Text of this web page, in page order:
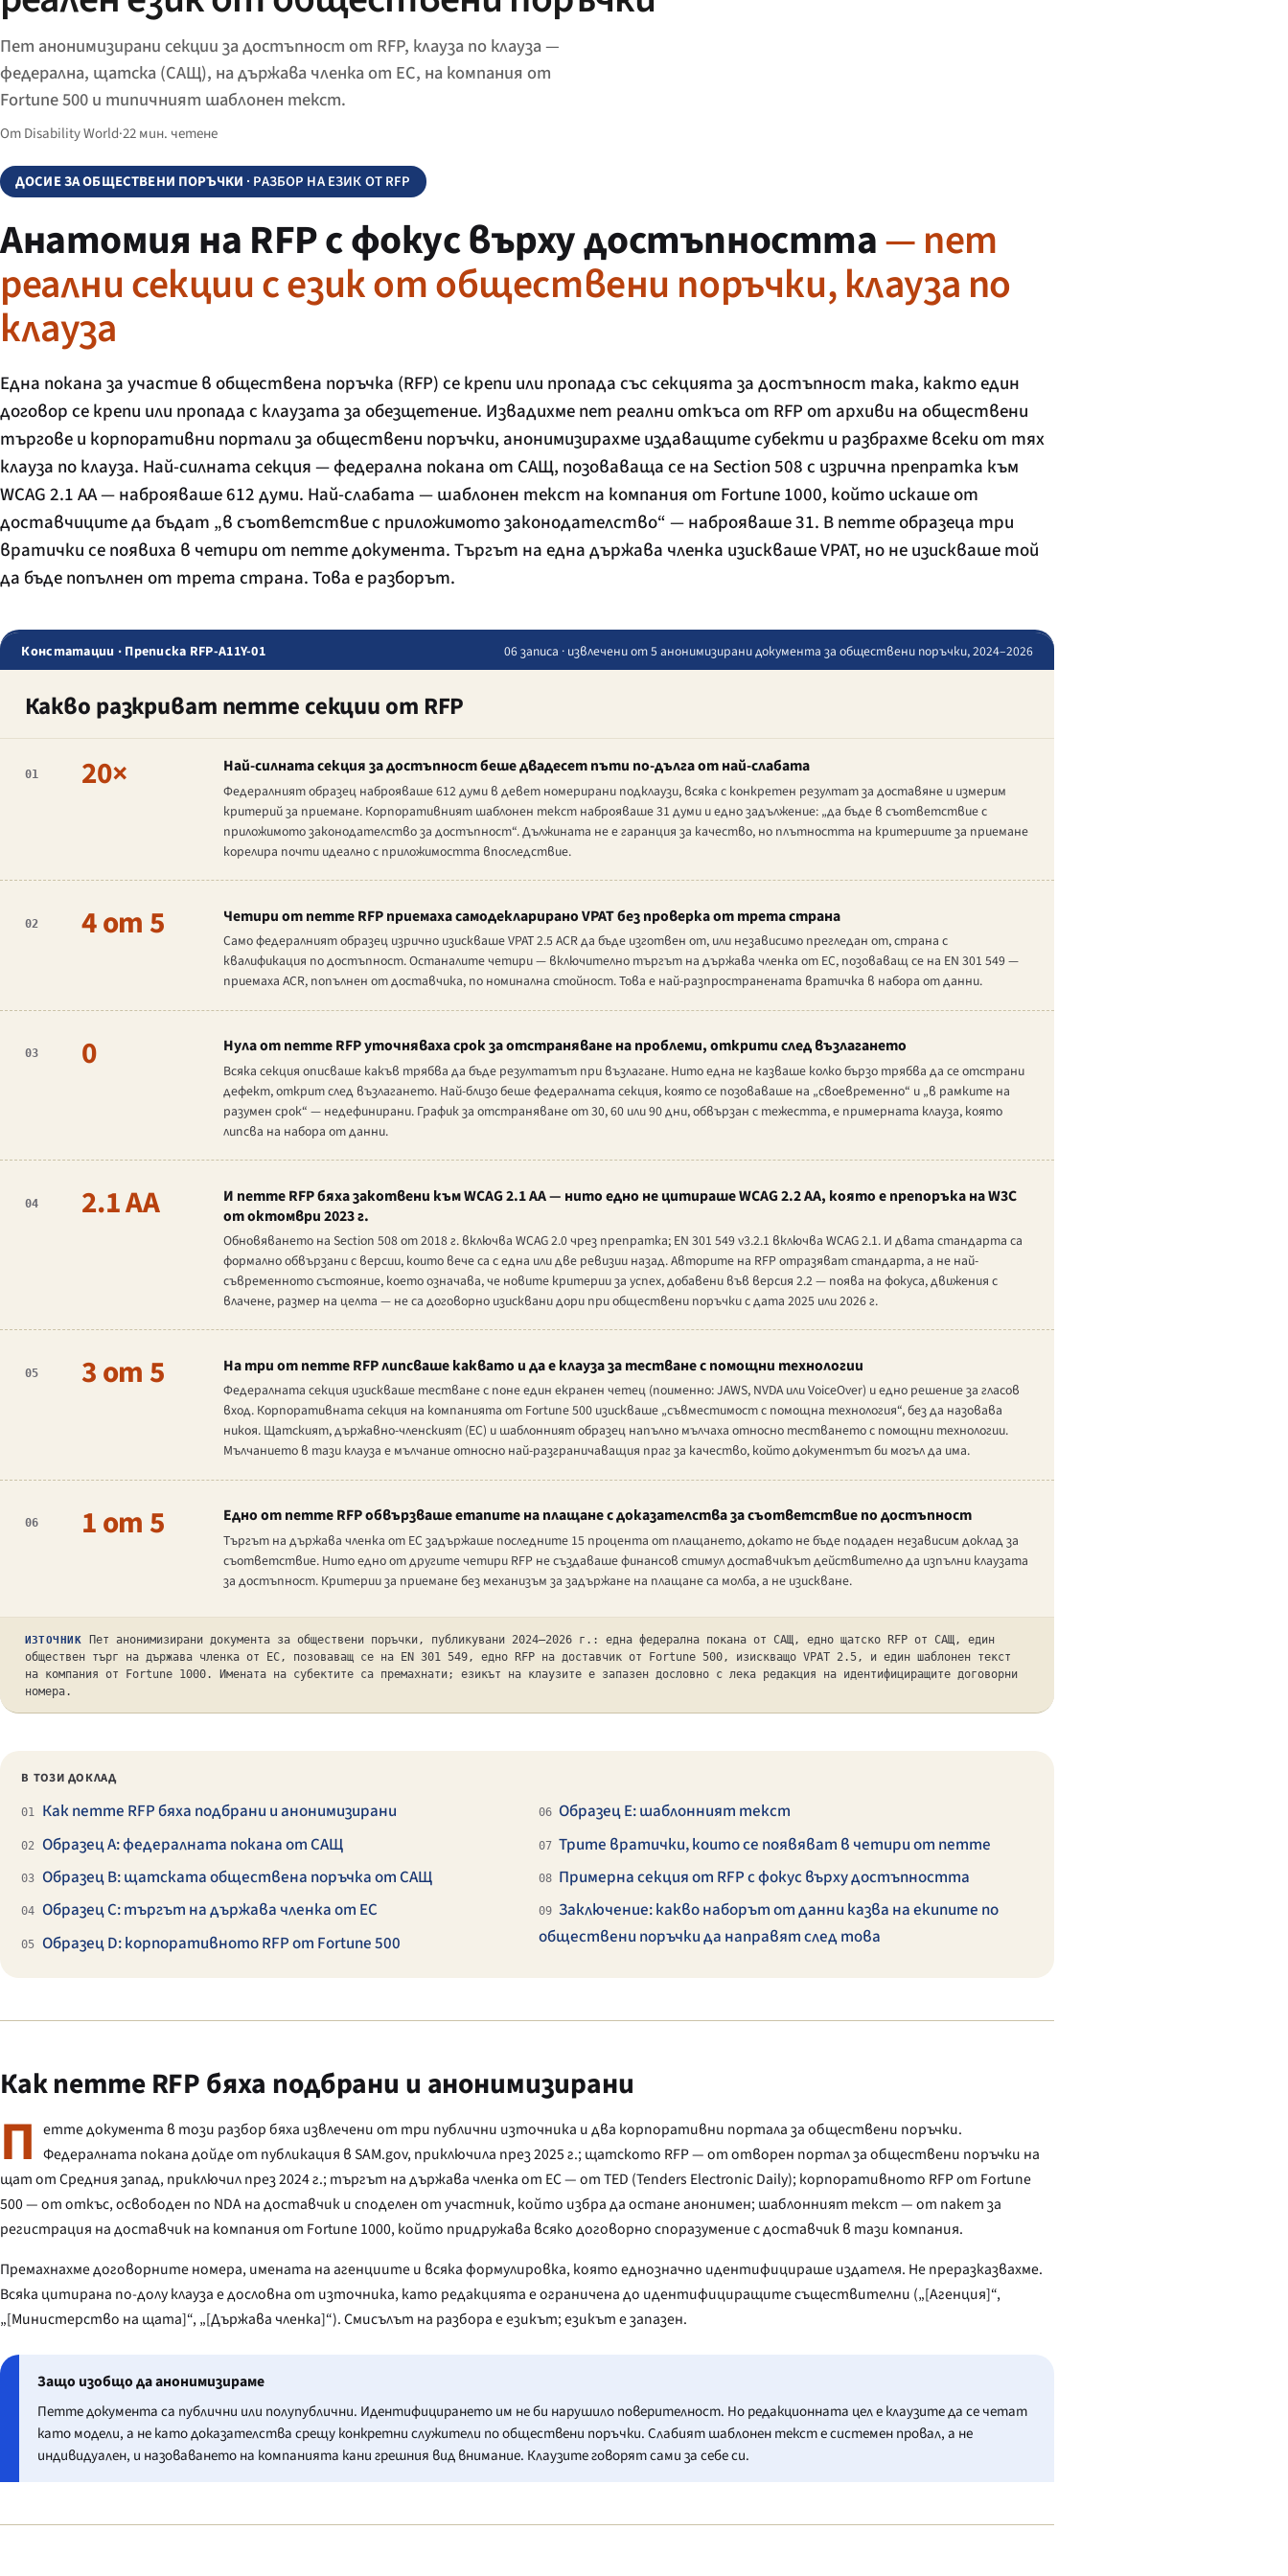
Пет анонимизирани секции за достъпност от RFP, клауза по клауза —
федерална, щатска (САЩ), на държава членка от ЕС, на компания от
Fortune 500 и типичният шаблонен текст.
От Disability World·22 мин. четене
ДОСИЕ ЗА ОБЩЕСТВЕНИ ПОРЪЧКИ · РАЗБОР НА ЕЗИК ОТ RFP
Анатомия на RFP с фокус върху достъпността— пет
реални секции с език от обществени поръчки, клауза по
клауза
Една покана за участие в обществена поръчка (RFP) се крепи или пропада със секцията за достъпност така, както един
договор се крепи или пропада с клаузата за обезщетение. Извадихме пет реални откъса от RFP от архиви на обществени
търгове и корпоративни портали за обществени поръчки, анонимизирахме издаващите субекти и разбрахме всеки от тях
клауза по клауза. Най-силната секция — федерална покана от САЩ, позоваваща се на Section 508 с изрична препратка към
WCAG 2.1 AA — наброяваше 612 думи. Най-слабата — шаблонен текст на компания от Fortune 1000, който искаше от
доставчиците да бъдат „в съответствие с приложимото законодателство“ — наброяваше 31. В петте образеца три
вратички се появиха в четири от петте документа. Търгът на една държава членка изискваше VPAT, но не изискваше той
да бъде попълнен от трета страна. Това е разборът.
Констатации · Преписка RFP-A11Y-01 06 записа · извлечени от 5 анонимизирани документа за обществени поръчки, 2024–2026
Какво разкриват петте секции от RFP
01 20× Най-силната секция за достъпност беше двадесет пъти по-дълга от най-слабата
Федералният образец наброяваше 612 думи в девет номерирани подклаузи, всяка с конкретен резултат за доставяне и измерим
критерий за приемане. Корпоративният шаблонен текст наброяваше 31 думи и едно задължение: „да бъде в съответствие с
приложимото законодателство за достъпност“. Дължината не е гаранция за качество, но плътността на критериите за приемане
корелира почти идеално с приложимостта впоследствие.
02 4 от 5 Четири от петте RFP приемаха самодекларирано VPAT без проверка от трета страна
Само федералният образец изрично изискваше VPAT 2.5 ACR да бъде изготвен от, или независимо прегледан от, страна с
квалификация по достъпност. Останалите четири — включително търгът на държава членка от ЕС, позоваващ се на EN 301 549 —
приемаха ACR, попълнен от доставчика, по номинална стойност. Това е най-разпространената вратичка в набора от данни.
03 0 Нула от петте RFP уточняваха срок за отстраняване на проблеми, открити след възлагането
Всяка секция описваше какъв трябва да бъде резултатът при възлагане. Нито една не казваше колко бързо трябва да се отстрани
дефект, открит след възлагането. Най-близо беше федералната секция, която се позоваваше на „своевременно“ и „в рамките на
разумен срок“ — недефинирани. График за отстраняване от 30, 60 или 90 дни, обвързан с тежестта, е примерната клауза, която
липсва на набора от данни.
04 2.1 AA
И петте RFP бяха закотвени към WCAG 2.1 AA — нито едно не цитираше WCAG 2.2 AA, която е препоръка на W3C
от октомври 2023 г.
Обновяването на Section 508 от 2018 г. включва WCAG 2.0 чрез препратка; EN 301 549 v3.2.1 включва WCAG 2.1. И двата стандарта са
формално обвързани с версии, които вече са с една или две ревизии назад. Авторите на RFP отразяват стандарта, а не най-
съвременното състояние, което означава, че новите критерии за успех, добавени във версия 2.2 — поява на фокуса, движения с
влачене, размер на целта — не са договорно изисквани дори при обществени поръчки с дата 2025 или 2026 г.
05 3 от 5 На три от петте RFP липсваше каквато и да е клауза за тестване с помощни технологии
Федералната секция изискваше тестване с поне един екранен четец (поименно: JAWS, NVDA или VoiceOver) и едно решение за гласов
вход. Корпоративната секция на компанията от Fortune 500 изискваше „съвместимост с помощна технология“, без да назовава
никоя. Щатският, държавно-членският (ЕС) и шаблонният образец напълно мълчаха относно тестването с помощни технологии.
Мълчанието в тази клауза е мълчание относно най-разграничаващия праг за качество, който документът би могъл да има.
06 1 от 5 Едно от петте RFP обвързваше етапите на плащане с доказателства за съответствие по достъпност
Търгът на държава членка от ЕС задържаше последните 15 процента от плащането, докато не бъде подаден независим доклад за
съответствие. Нито едно от другите четири RFP не създаваше финансов стимул доставчикът действително да изпълни клаузата
за достъпност. Критерии за приемане без механизъм за задържане на плащане са молба, а не изискване.
ИЗТОЧНИК
Пет анонимизирани документа за обществени поръчки, публикувани 2024–2026 г.: една федерална покана от САЩ, едно щатско RFP от САЩ, един
обществен търг на държава членка от ЕС, позоваващ се на EN 301 549, едно RFP на доставчик от Fortune 500, изискващо VPAT 2.5, и един шаблонен текст
на компания от Fortune 1000. Имената на субектите са премахнати; езикът на клаузите е запазен дословно с лека редакция на идентифициращите договорни
номера.
В ТОЗИ ДОКЛАД
01 Как петте RFP бяха подбрани и анонимизирани
02 Образец A: федералната покана от САЩ
03 Образец B: щатската обществена поръчка от САЩ
04 Образец C: търгът на държава членка от ЕС
05 Образец D: корпоративното RFP от Fortune 500
06 Образец E: шаблонният текст
07 Трите вратички, които се появяват в четири от петте
08 Примерна секция от RFP с фокус върху достъпността
09 Заключение: какво наборът от данни казва на екипите по
обществени поръчки да направят след това
Как петте RFP бяха подбрани и анонимизирани
П етте документа в този разбор бяха извлечени от три публични източника и два корпоративни портала за обществени поръчки.
Федералната покана дойде от публикация в SAM.gov, приключила през 2025 г.; щатското RFP — от отворен портал за обществени поръчки на
щат от Средния запад, приключил през 2024 г.; търгът на държава членка от ЕС — от TED (Tenders Electronic Daily); корпоративното RFP от Fortune
500 — от откъс, освободен по NDA на доставчик и споделен от участник, който избра да остане анонимен; шаблонният текст — от пакет за
регистрация на доставчик на компания от Fortune 1000, който придружава всяко договорно споразумение с доставчик в тази компания.
Премахнахме договорните номера, имената на агенциите и всяка формулировка, която еднозначно идентифицираше издателя. Не преразказвахме.
Всяка цитирана по-долу клауза е дословна от източника, като редакцията е ограничена до идентифициращите съществителни („[Агенция]“,
„[Министерство на щата]“, „[Държава членка]“). Смисълът на разбора е езикът; езикът е запазен.
Защо изобщо да анонимизираме
Петте документа са публични или полупублични. Идентифицирането им не би нарушило поверителност. Но редакционната цел е клаузите да се четат
като модели, а не като доказателства срещу конкретни служители по обществени поръчки. Слабият шаблонен текст е системен провал, а не
индивидуален, и назоваването на компанията кани грешния вид внимание. Клаузите говорят сами за себе си.